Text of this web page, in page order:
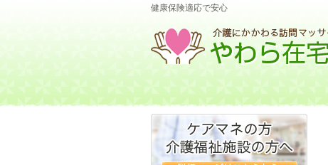
健康保険適応で安心